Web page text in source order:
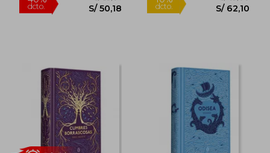
20%
dcto. S/ 63,20
20%
dcto.